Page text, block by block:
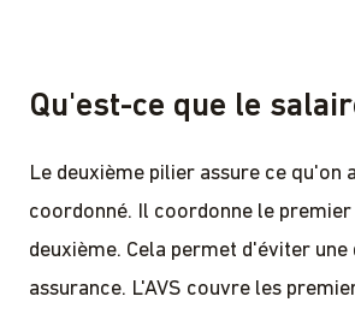
Qu'est-ce que le
Le deuxième pilier assure ce qu'on
coordonné. Il coordonne le
deuxième. Cela permet d'éviter une
assurance. L'AVS couvre les